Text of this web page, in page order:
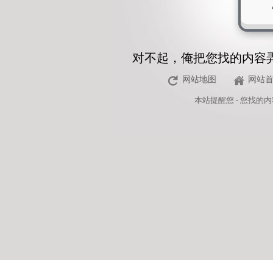
对不起，俺把您找的内容
网站地图 网站
本站提醒您 - 您找的